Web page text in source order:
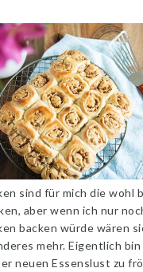
sind für mich die wohl
aber wenn ich nur
backen würde wären
mehr. Eigentlich bin
neuen Essenslust zu